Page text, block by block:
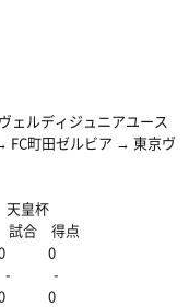
ェルディジュニアユース
町田ゼルビア → 東京ヴ
杯
合 得点
0 0
- - -
0 0